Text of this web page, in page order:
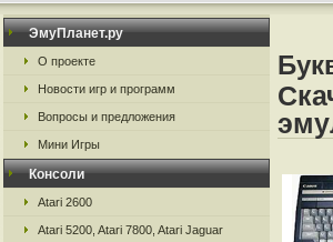
ЭмуПланет.ру
О проекте
Новости игр и программ
Вопросы и предложения
Мини Игры
Консоли
Atari 2600
Atari 5200, Atari 7800, Atari Jaguar